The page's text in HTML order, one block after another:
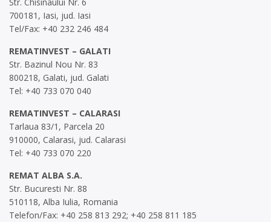
700181, Iasi, jud. Iasi
Tel/Fax: +40 232 246 484
REMATINVEST – GALATI
Str. Bazinul Nou Nr. 83
800218, Galati, jud. Galati
Tel: +40 733 070 040
REMATINVEST – CALARASI
Tarlaua 83/1, Parcela 20
910000, Calarasi, jud. Calarasi
Tel: +40 733 070 220
REMAT ALBA S.A.
Str. Bucuresti Nr. 88
510118, Alba Iulia, Romania
Telefon/Fax: +40 258 813 292; +40 258 811 185